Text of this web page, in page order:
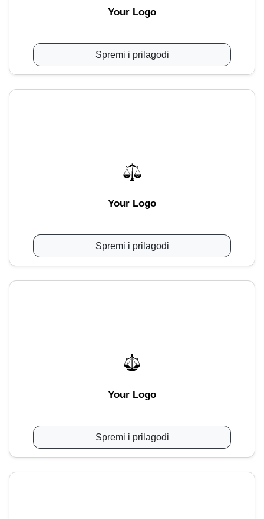
Your Logo
Spremi i prilagodi
Your Logo
Spremi i prilagodi
Your Logo
Spremi i prilagodi